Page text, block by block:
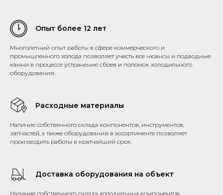
Опыт более 12 лет
Многолетний опыт работы в сфере коммерческого и
промышленного холода позволяет учесть все нюансы и подводные
камни в процессе устранение сбоев и поломок холодильного
оборудования.
Расходные материалы
Наличие собственного склада компонентов, инструментов,
запчастей, а также оборудования в ассортименте позволяет
производить работы в кратчайший срок.
Доставка оборудования на объект
Наличие собственного склада холодильных компонентов,